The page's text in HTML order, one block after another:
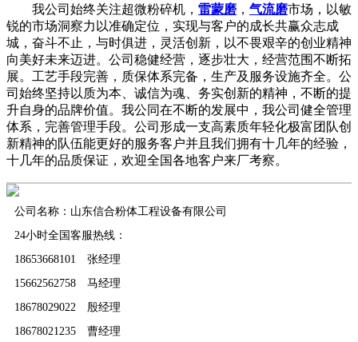
我公司始终关注超微粉碎机， 雷蒙磨 ， 气流磨市场，以敏
锐的市场洞察力以准确定位，实现与客户的成长共赢众志成
城，奋斗不止，与时俱进，灵活创新，以不畏艰辛的创业精神
向美好未来迈进。公司稳健经营，逐步壮大，经营范围不断拓
展。工艺手段完善，质保体系完备，生产及服务设施齐全。公
司始终坚持以质为本、诚信为魂、务实创新的精神，不断的提
升自身的品牌价值。我公同在不断的发展中，我公司健全管理
体系，完善管理手段。公司形成一支高素质年轻化极富团队创
新精神的队伍能更好的服务客户并且我们拥有十几年的经验，
十几年的品质保证，欢迎全国各地客户来厂考察。
公司名称：山东信合粉体工程设备有限公司
24小时全国客服热线：
18653668101 张经理
15662562758 马经理
18678029022 殷经理
18678021235 曹经理